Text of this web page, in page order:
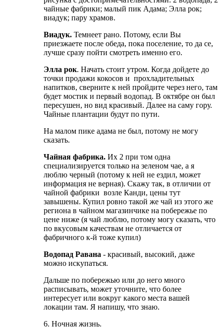
чайные фабрики; малый пик Адама; Элла рок;
виадук; пару храмов.
Виадук. Темнеет рано. Потому, если Вы
приезжаете после обеда, пока поселение, то да се,
лучше сразу пойти смотреть именно его.
Элла рок. Начать стоит утром. Когда дойдете до
точки продажи кокосов и прохладительных
напитков, сверните к ней пройдите через него, там
будет мостик и первый водопад. В октябре он был
пересушен, но вид красивый. Далее на саму гору.
Чайные плантации будут по пути.
На малом пике адама не был, потому не могу
сказать.
Чайная фабрика. Их 2 при том одна
специализируется только на зеленом чае, а я
люблю черный (потому к ней не ездил, может
информация не верная). Скажу так, в отличии от
чайной фабрики возле Канди, цены тут
завышены. Купил ровно такой же чай из этого же
региона в чайном магазинчике на побережье по
цене ниже (я чай люблю, потому могу сказать, что
по вкусовым качествам не отличается от
фабричного к-й тоже купил)
Водопад Равана - красивый, высокий, даже
можно искупаться.
Дальше по побережью или до него много
расписывать, может уточните, что более
интересует или вокруг какого места вашей
локации там. Я напишу, что знаю.
6. Ночная жизнь.